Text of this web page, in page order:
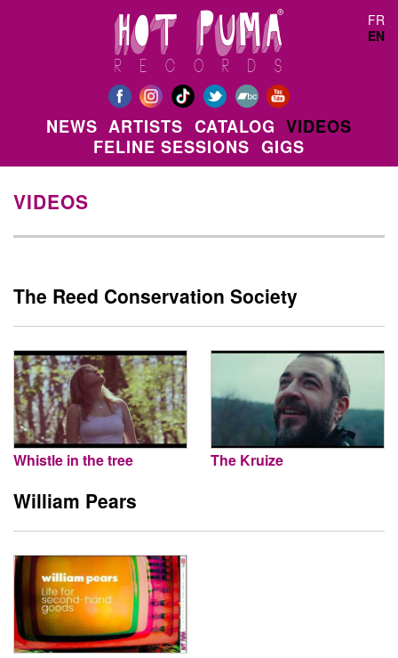
FR
EN
NEWS ARTISTS CATALOG VIDEOS
FELINE SESSIONS GIGS
VIDEOS
The Reed Conservation Society
Whistle in the tree The Kruize
William Pears